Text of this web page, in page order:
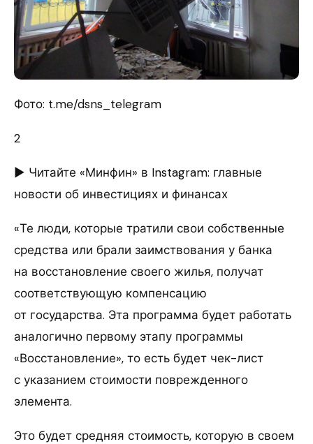
Фото: t.me/dsns_telegram
2
► Читайте «Минфин» в Instagram: главные
новости об инвестициях и финансах
«Те люди, которые тратили свои собственные
средства или брали заимствования у банка
на восстановление своего жилья, получат
соответствующую компенсацию
от государства. Эта программа будет работать
аналогично первому этапу программы
«Восстановление», то есть будет чек-лист
с указанием стоимости поврежденного
элемента.
Это будет средняя стоимость, которую в своем